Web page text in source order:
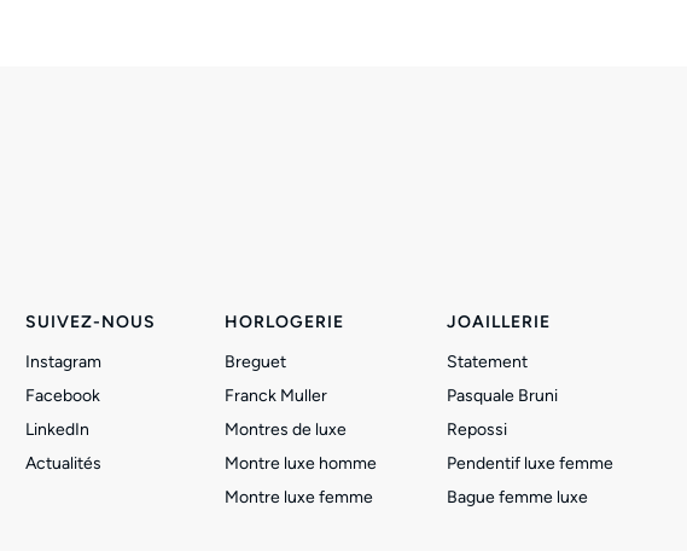
SUIVEZ-NOUS
Instagram
Facebook
LinkedIn
Actualités
HORLOGERIE
Breguet
Franck Muller
Montres de luxe
Montre luxe homme
Montre luxe femme
JOAILLERIE
Statement
Pasquale Bruni
Repossi
Pendentif luxe femme
Bague femme luxe